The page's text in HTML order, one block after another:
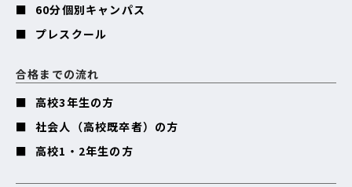
60分個別キャンパス
プレスクール
合格までの流れ
高校3年生の方
社会人（高校既卒者）の方
高校1・2年生の方